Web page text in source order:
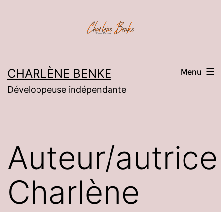
CHARLÈNE BENKE
Développeuse indépendante
Menu
Auteur/
Charlène